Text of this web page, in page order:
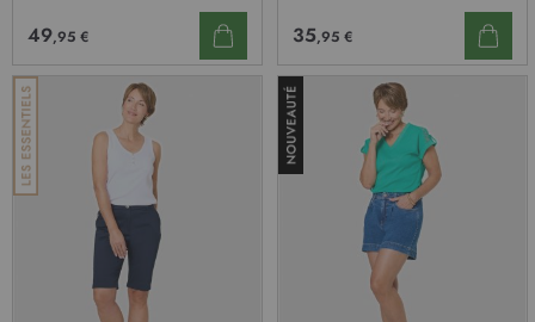
49,95 € 35,95 €